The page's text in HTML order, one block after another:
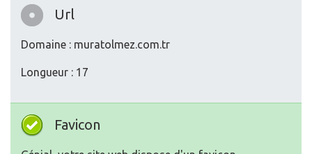
Url
Domaine : muratolmez.com.tr
Longueur : 17
Favicon